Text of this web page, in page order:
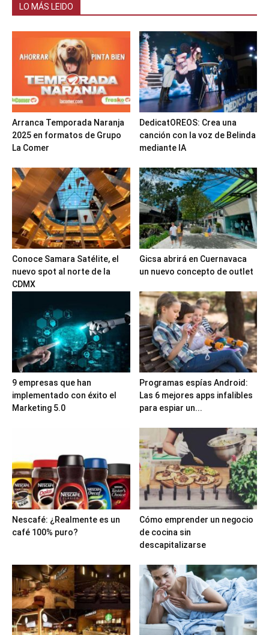
LO MÁS LEIDO
Arranca Temporada Naranja
2025 en formatos de Grupo
La Comer
DedicatOREOS: Crea una
canción con la voz de Belinda
mediante IA
Conoce Samara Satélite, el
nuevo spot al norte de la
CDMX
Gicsa abrirá en Cuernavaca
un nuevo concepto de outlet
9 empresas que han
implementado con éxito el
Marketing 5.0
Programas espías Android:
Las 6 mejores apps infalibles
para espiar un...
Nescafé: ¿Realmente es un
café 100% puro?
Cómo emprender un negocio
de cocina sin
descapitalizarse